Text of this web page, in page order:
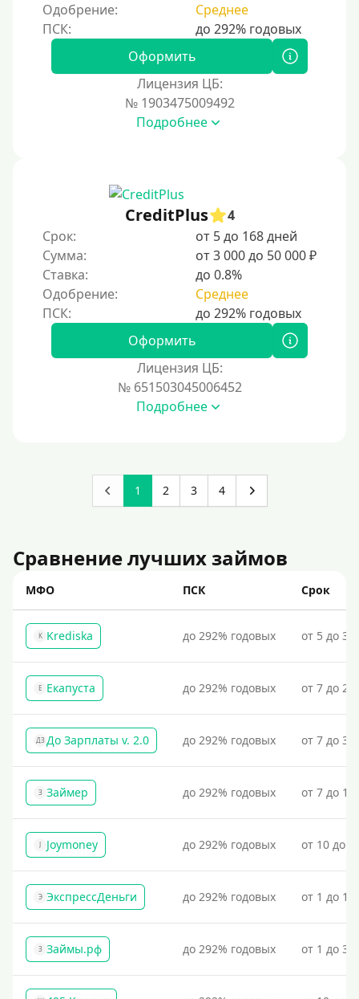
Одобрение:
Среднее
Оформить
Лицензия ЦБ:
№ 1903475009492
Подробнее
CreditPlus
4
Срок:
от 5 до 168 дней
Сумма:
от 3 000 до 50 000 ₽
Ставка:
до 0.8%
Одобрение:
Среднее
Оформить
Лицензия ЦБ:
№ 651503045006452
Подробнее
1 2 3 4
Сравнение лучших займов
МФО ПСК Срок
K Krediska до 292% годовых от 5 до
Е Екапуста до 292% годовых от 7 до
ДЗ До Зарплаты v. 2.0 до 292% годовых от 7 до
З Займер до 292% годовых от 7 до
J Joymoney до 292% годовых от 10 до
Э ЭкспрессДеньги до 292% годовых от 1 до
З Займы.рф до 292% годовых от 1 до